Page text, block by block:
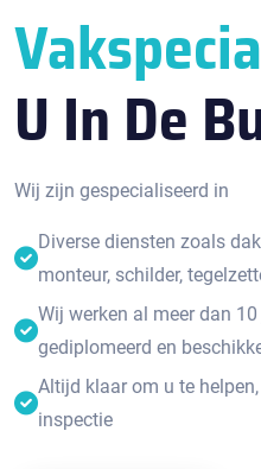
U In De
Wij zijn gespecialiseerd in
Diverse diensten zoals
monteur, schilder,
Wij werken al meer dan
gediplomeerd en
Altijd klaar om u te
inspectie